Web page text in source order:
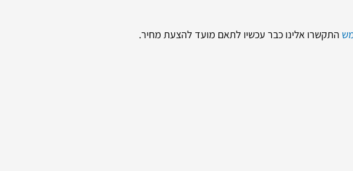
התקשרו אלינו כבר עכשיו לתאם מועד להצעת מחיר.